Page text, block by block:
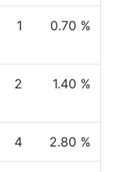
1 0.70 %
2 1.40 %
4 2.80 %